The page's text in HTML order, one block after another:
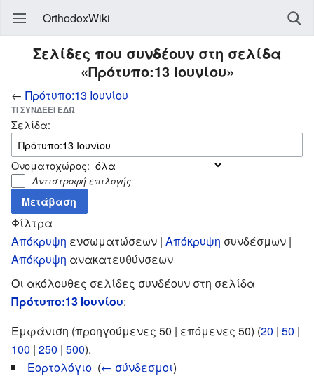
OrthodoxWiki
Σελίδες που συνδέουν στη σελίδα
«Πρότυπο:13 Ιουνίου»
← Πρότυπο:13 Ιουνίου
ΤΙ ΣΥΝΔΈΕΙ ΕΔΏ
Σελίδα:
Ονοματοχώρος:
Αντιστροφή επιλογής
Φίλτρα
Απόκρυψη ενσωματώσεων | Απόκρυψη συνδέσμων |
Απόκρυψη ανακατευθύνσεων
Οι ακόλουθες σελίδες συνδέουν στη σελίδα
Πρότυπο:13 Ιουνίου:
Εμφάνιση (προηγούμενες 50 | επόμενες 50) (20 | 50 |
100 | 250 | 500).
Εορτολόγιο (← σύνδεσμοι)